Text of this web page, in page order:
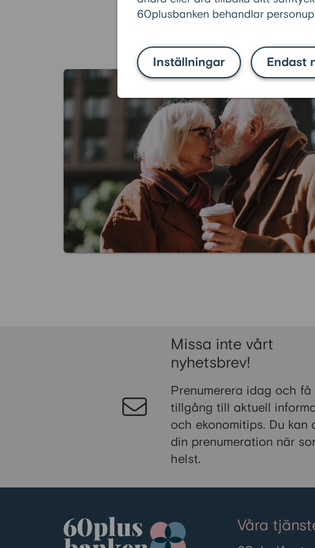
60plusbanken behandlar
Inställningar Endast
att se över möjligheterna för
att dryga ut pensionen.
Missa inte vårt
nyhetsbrev!
Prenumerera idag och få
tillgång till aktuell
och ekonomitips. Du kan
din prenumeration när
helst.
Våra